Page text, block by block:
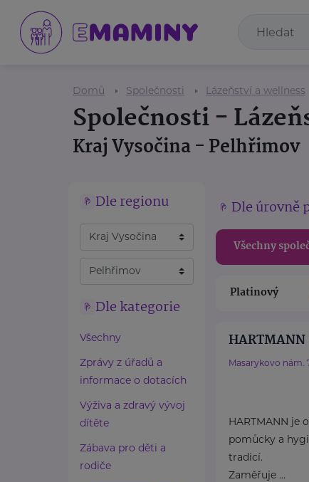
Domů Společnosti Lázeňství a wellness
Společnosti -
Kraj Vysočina - Pelhřimov
Dle regionu
Dle kategorie
Všechny
Zprávy z úřadů a
informace o dotacích
Výživa a zdravý vývoj
dítěte
Zábava pro děti a
rodiče
Dle úrovně
Všechny
Platinový
HARTMANN
Masarykovo nám.
HARTMANN je
pomůcky a
tradicí.
Zaměřuje ...